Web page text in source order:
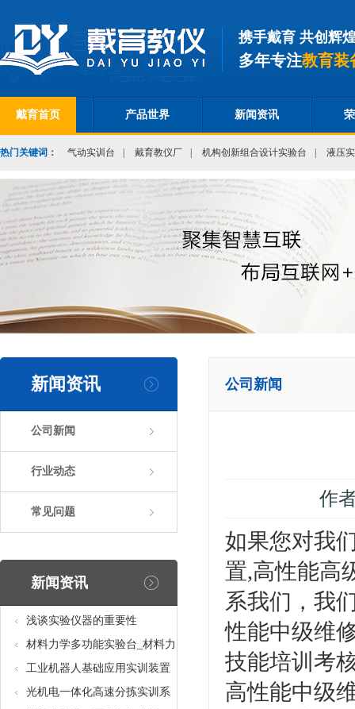
携手戴育 共创辉
多年专注教育装
戴育首页 产品世界 新闻资讯
热门关键词： 气动实训台 戴育教仪厂 机构创新组合设计实验台 液压
新闻资讯
公司新闻
行业动态
常见问题
新闻资讯
浅谈实验仪器的重要性
材料力学多功能实验台_材料力
学多功能考核实验实训设备
工业机器人基础应用实训装置
台_工业机器人基础应用实训考
光机电一体化高速分拣实训系
公司新闻
作
如果您对我
置,高性能高
系我们，我
性能中级维
技能培训考
高性能中级